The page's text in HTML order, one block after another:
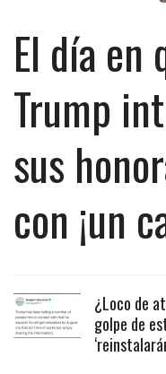
El día en
Trump
sus
con ¡un
¿Loco de
golpe de